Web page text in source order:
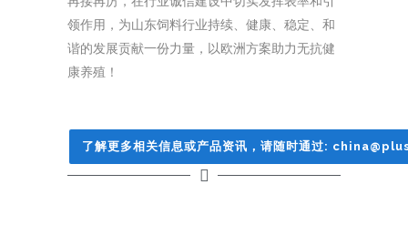
领作用，为山东饲料行业持续、健康、稳定、和
谐的发展贡献一份力量，以欧洲方案助力无抗健
康养殖！
了解更多相关信息或产品资讯，请随时通过: